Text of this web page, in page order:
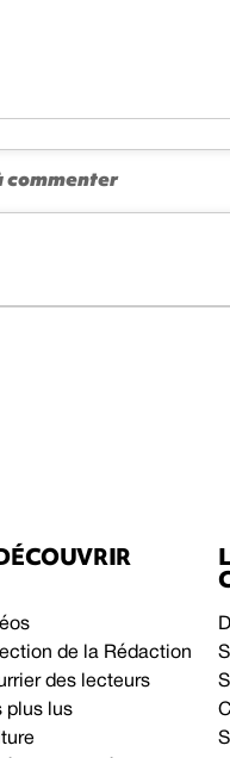
de la Rédaction
des lecteurs
plus lus